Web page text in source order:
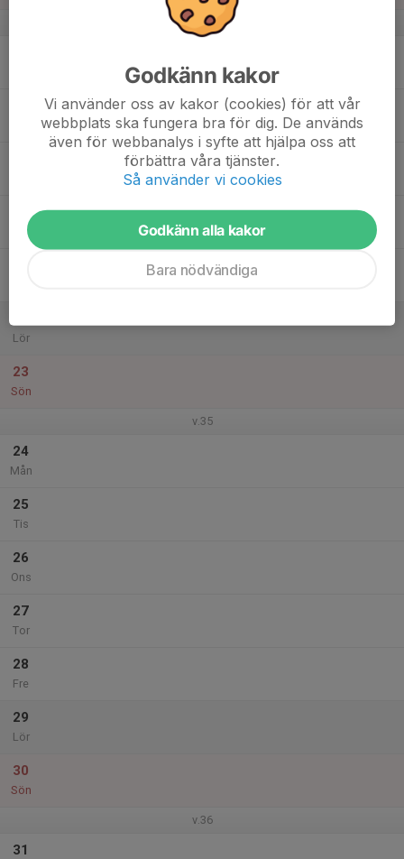
v.34
Tor
Lör
23
Sön
v.35
24
Mån
25
Tis
26
Ons
27
Tor
28
Fre
29
Lör
30
Sön
v.36
31
Godkänn kakor
Vi använder oss av kakor (cookies) för att vår
webbplats ska fungera bra för dig. De används
även för webbanalys i syfte att hjälpa oss att
förbättra våra tjänster.
Så använder vi cookies
Godkänn alla kakor
Bara nödvändiga